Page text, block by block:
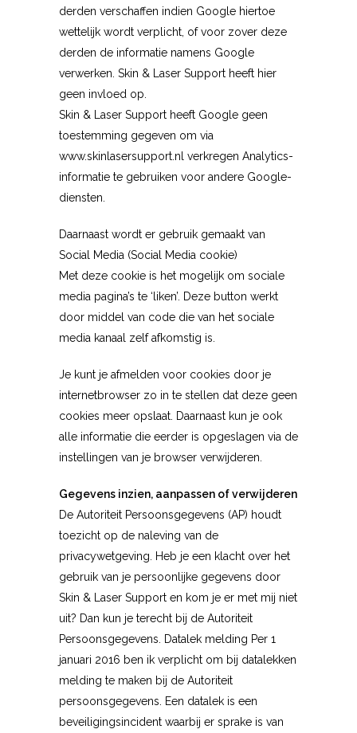
derden verschaffen indien Google hiertoe
wettelijk wordt verplicht, of voor zover deze
derden de informatie namens Google
verwerken. Skin & Laser Support heeft hier
geen invloed op.
Skin & Laser Support heeft Google geen
toestemming gegeven om via
www.skinlasersupport.nl verkregen Analytics-
informatie te gebruiken voor andere Google-
diensten.
Daarnaast wordt er gebruik gemaakt van
Social Media (Social Media cookie)
Met deze cookie is het mogelijk om sociale
media pagina’s te ‘liken’. Deze button werkt
door middel van code die van het sociale
media kanaal zelf afkomstig is.
Je kunt je afmelden voor cookies door je
internetbrowser zo in te stellen dat deze geen
cookies meer opslaat. Daarnaast kun je ook
alle informatie die eerder is opgeslagen via de
instellingen van je browser verwijderen.
Gegevens inzien, aanpassen of verwijderen
De Autoriteit Persoonsgegevens (AP) houdt
toezicht op de naleving van de
privacywetgeving. Heb je een klacht over het
gebruik van je persoonlijke gegevens door
Skin & Laser Support en kom je er met mij niet
uit? Dan kun je terecht bij de Autoriteit
Persoonsgegevens. Datalek melding Per 1
januari 2016 ben ik verplicht om bij datalekken
melding te maken bij de Autoriteit
persoonsgegevens. Een datalek is een
beveiligingsincident waarbij er sprake is van